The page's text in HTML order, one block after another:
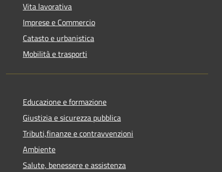
Vita lavorativa
Imprese e Commercio
Catasto e urbanistica
Mobilità e trasporti
Educazione e formazione
Giustizia e sicurezza pubblica
Tributi,finanze e contravvenzioni
Ambiente
Salute, benessere e assistenza